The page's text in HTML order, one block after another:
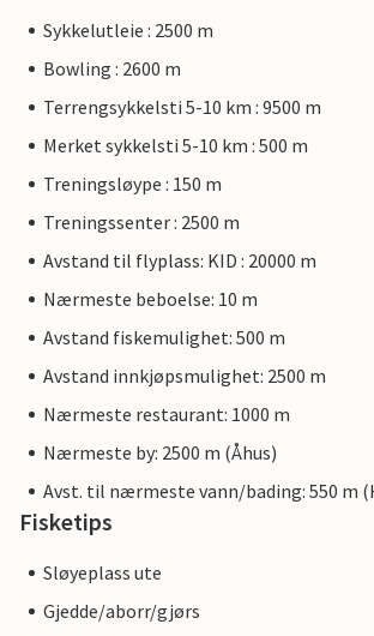
Sykkelutleie : 2500 m
Bowling : 2600 m
Terrengsykkelsti 5-10 km : 9500 m
Merket sykkelsti 5-10 km : 500 m
Treningsløype : 150 m
Treningssenter : 2500 m
Avstand til flyplass: KID : 20000 m
Nærmeste beboelse: 10 m
Avstand fiskemulighet: 500 m
Avstand innkjøpsmulighet: 2500 m
Nærmeste restaurant: 1000 m
Nærmeste by: 2500 m (Åhus)
Avst. til nærmeste vann/bading: 550 m
Fisketips
Sløyeplass ute
Gjedde/aborr/gjørs